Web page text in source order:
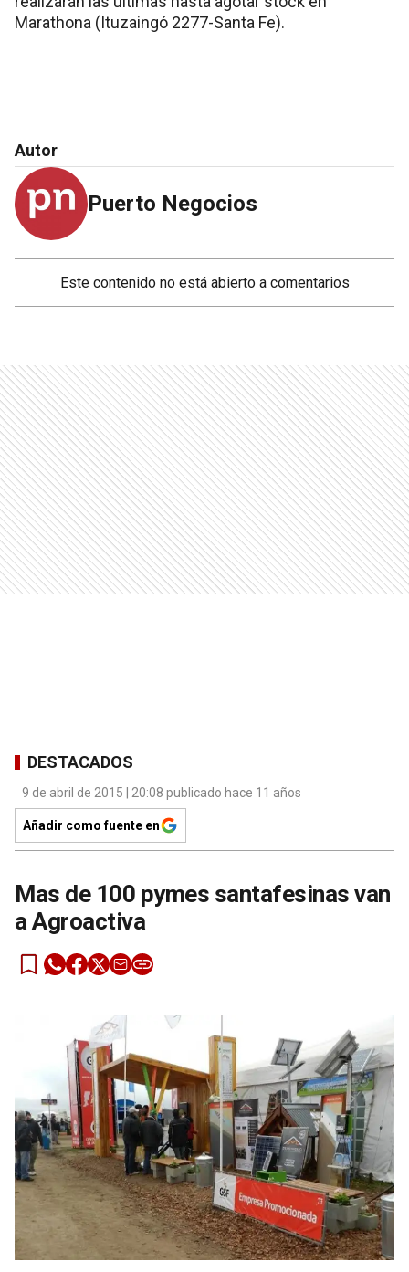
Marathona (Ituzaingó 2277-Santa Fe).
Autor
Puerto Negocios
Este contenido no está abierto a comentarios
DESTACADOS
9 de abril de 2015 | 20:08 publicado hace 11 años
Añadir como fuente en
Mas de 100 pymes santafesinas van
a Agroactiva